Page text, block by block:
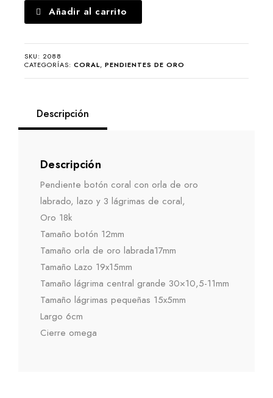
Pendiente
coral
lágrimas
cantidad
Añadir al carrito
SKU: 2088
CATEGORÍAS: CORAL, PENDIENTES DE ORO
Descripción
Descripción
Pendiente botón coral con orla de oro
labrado, lazo y 3 lágrimas de coral,
Oro 18k
Tamaño botón 12mm
Tamaño orla de oro labrada17mm
Tamaño Lazo 19x15mm
Tamaño lágrima central grande 30×10,5-11mm
Tamaño lágrimas pequeñas 15x5mm
Largo 6cm
Cierre omega